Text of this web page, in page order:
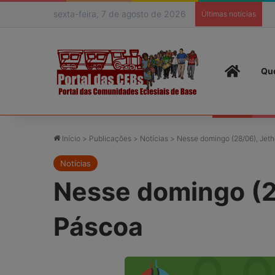
sexta-feira, 7 de agosto de 2026 Últimas notícias
Página
Início > Publicações > Notícias > Nesse domingo (28/06),
Notícias
Nesse domingo
Páscoa